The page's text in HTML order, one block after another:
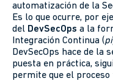
automatización de la
Es lo que ocurre, por
del DevSecOps a la
Integración Continua (
DevSecOps hace de la
puesta en práctica,
permite que el